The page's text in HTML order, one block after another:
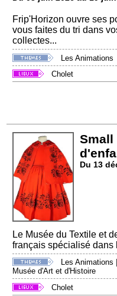
Frip'Horizon ouvre ses
vous faites du tri dans
collectes...
Les Animations
Cholet
Small
Du 13
Le Musée du Textile et
français spécialisé dans
Les Animations
Musée d'Art et d'Histoire
Cholet